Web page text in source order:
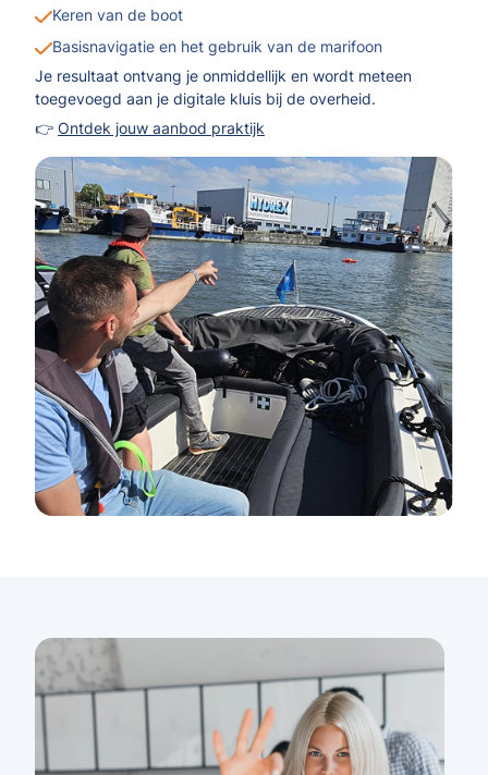
Keren van de boot
Basisnavigatie en het gebruik van de marifoon
Je resultaat ontvang je onmiddellijk en wordt meteen
toegevoegd aan je digitale kluis bij de overheid.
👉 Ontdek jouw aanbod praktijk